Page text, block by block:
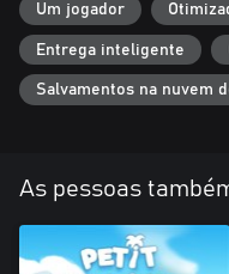
Um jogador
Entrega inteligente
Salvamentos na nuvem
As pessoas